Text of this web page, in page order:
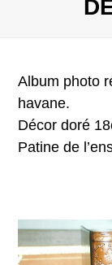
Album photo
havane.
Décor doré
Patine de